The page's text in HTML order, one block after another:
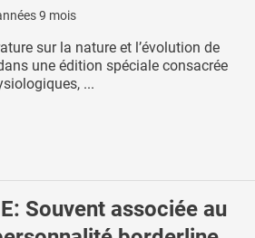
9 mois
sur la nature et l’évolution de
une édition spéciale consacrée
...
Souvent associée au